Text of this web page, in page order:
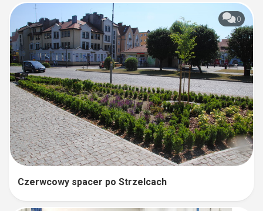
0
Czerwcowy spacer po Strzelcach